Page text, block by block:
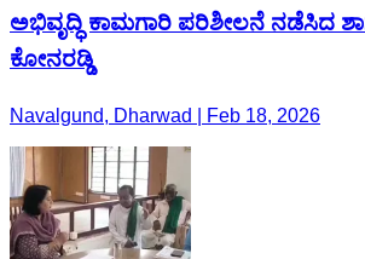
ಅಭಿವೃದ್ಧಿ ಕಾಮಗಾರಿ ಪರಿಶೀಲನೆ ನಡೆಸಿದ
ಕೋನರಡ್ಡಿ
Navalgund, Dharwad | Feb 18, 2026